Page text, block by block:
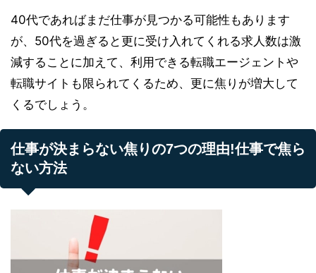
40代であればまだ仕事が見つかる可能性もあります
が、50代を過ぎると更に受け入れてくれる求人数は激
減することに加えて、利用できる転職エージェントや
転職サイトも限られてくるため、更に焦りが増大して
くるでしょう。
仕事が決まらない焦りの7つの理由!仕事で焦ら
ない方法